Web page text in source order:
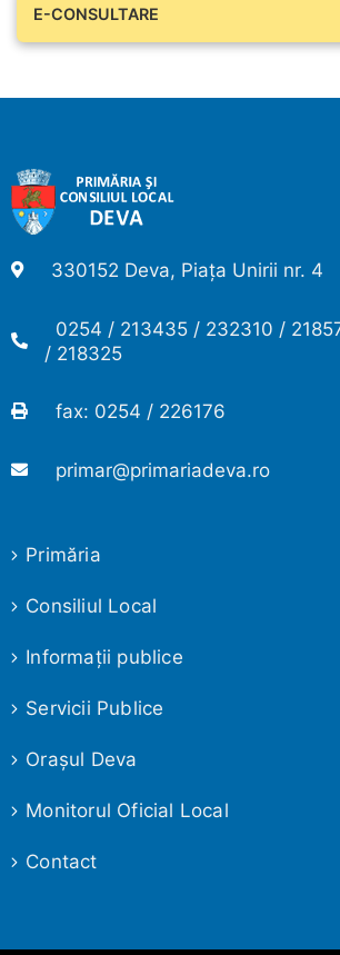
E-CONSULTARE
330152 Deva, Piața Unirii nr. 4
0254 / 213435 / 232310 /
/ 218325
fax: 0254 / 226176
primar@primariadeva.ro
Primăria
Consiliul Local
Informaţii publice
Servicii Publice
Oraşul Deva
Monitorul Oficial Local
Contact